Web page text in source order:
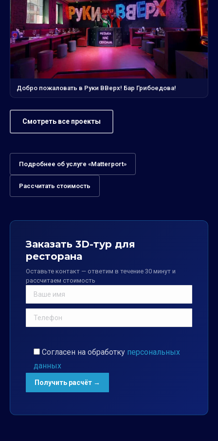
Добро пожаловать в Руки ВВерх! Бар Грибоедова!
Смотреть все проекты
Подробнее об услуге «Matterport»
Рассчитать стоимость
Заказать 3D-тур для
ресторана
Оставьте контакт — ответим в течение 30 минут и
рассчитаем стоимость
Согласен на обработку персональных
данных